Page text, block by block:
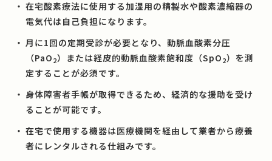
在宅酸素療法に使用する加湿用の精製水や酸素濃縮器の
電気代は自己負担になります。
月に1回の定期受診が必要となり、動脈血酸素分圧
（PaO 2）または経皮的動脈血酸素飽和度（SpO 2）を測
定することが必須です。
身体障害者手帳が取得できるため、経済的な援助を受け
ることが可能です。
在宅で使用する機器は医療機関を経由して業者から療養
者にレンタルされる仕組みです。